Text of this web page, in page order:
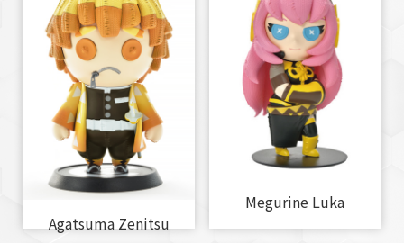
Agatsuma Zenitsu
Megurine Luka